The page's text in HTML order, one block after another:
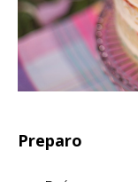
Preparo